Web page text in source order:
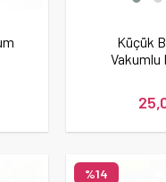
Küçük
Vakumlu
%14